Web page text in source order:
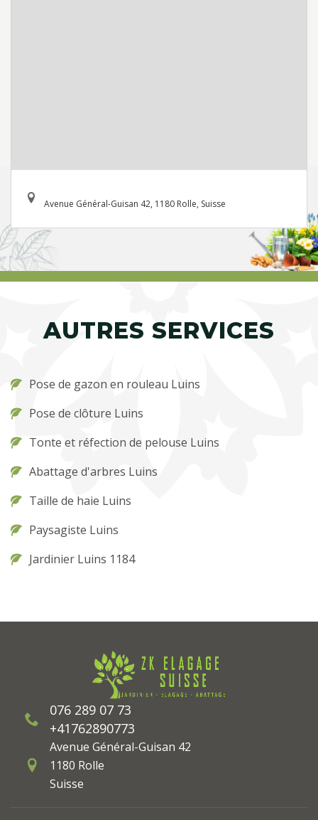
Avenue Général-Guisan 42, 1180 Rolle, Suisse
AUTRES SERVICES
Pose de gazon en rouleau Luins
Pose de clôture Luins
Tonte et réfection de pelouse Luins
Abattage d'arbres Luins
Taille de haie Luins
Paysagiste Luins
Jardinier Luins 1184
076 289 07 73
+41762890773
Avenue Général-Guisan 42
1180 Rolle
Suisse